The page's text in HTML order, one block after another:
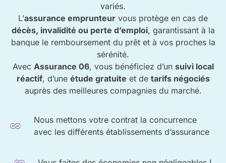
variés.
L’assurance emprunteur vous protège en cas de
décès, invalidité ou perte d’emploi, garantissant à la
banque le remboursement du prêt et à vos proches la
sérénité.
Avec Assurance 06, vous bénéficiez d’un suivi local
réactif, d’une étude gratuite et de tarifs négociés
auprès des meilleures compagnies du marché.
Nous mettons votre contrat la concurrence
avec les différents établissements d’assurance